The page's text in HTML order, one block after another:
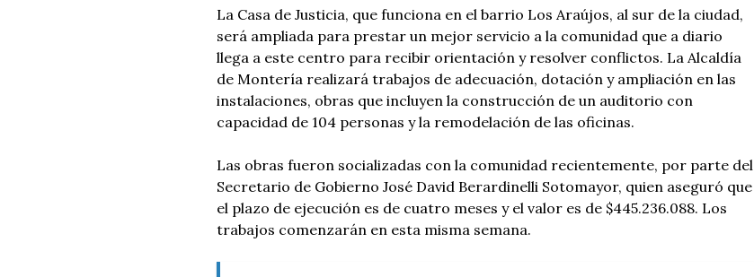
La Casa de Justicia, que funciona en el barrio Los Araújos, al sur de la ciudad,
será ampliada para prestar un mejor servicio a la comunidad que a diario
llega a este centro para recibir orientación y resolver conflictos. La Alcaldía
de Montería realizará trabajos de adecuación, dotación y ampliación en las
instalaciones, obras que incluyen la construcción de un auditorio con
capacidad de 104 personas y la remodelación de las oficinas.
Las obras fueron socializadas con la comunidad recientemente, por parte del
Secretario de Gobierno José David Berardinelli Sotomayor, quien aseguró que
el plazo de ejecución es de cuatro meses y el valor es de $445.236.088. Los
trabajos comenzarán en esta misma semana.